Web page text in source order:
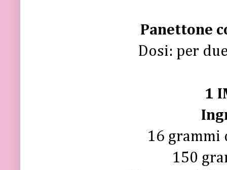
Panettone
Dosi: per
1
16
150